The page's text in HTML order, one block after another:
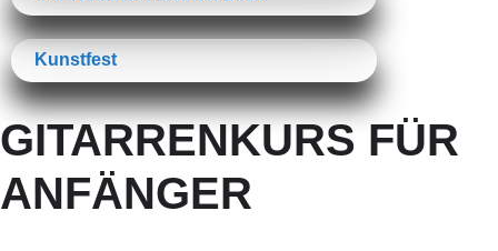
Kunstfest
GITARRENKURS FÜR
ANFÄNGER